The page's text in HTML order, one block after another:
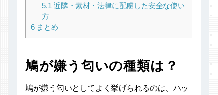
5.1近隣・素材・法律に配慮した安全な使い
方
6 まとめ
鳩が嫌う匂いの種類は？
鳩が嫌う匂いとしてよく挙げられるのは、ハッ